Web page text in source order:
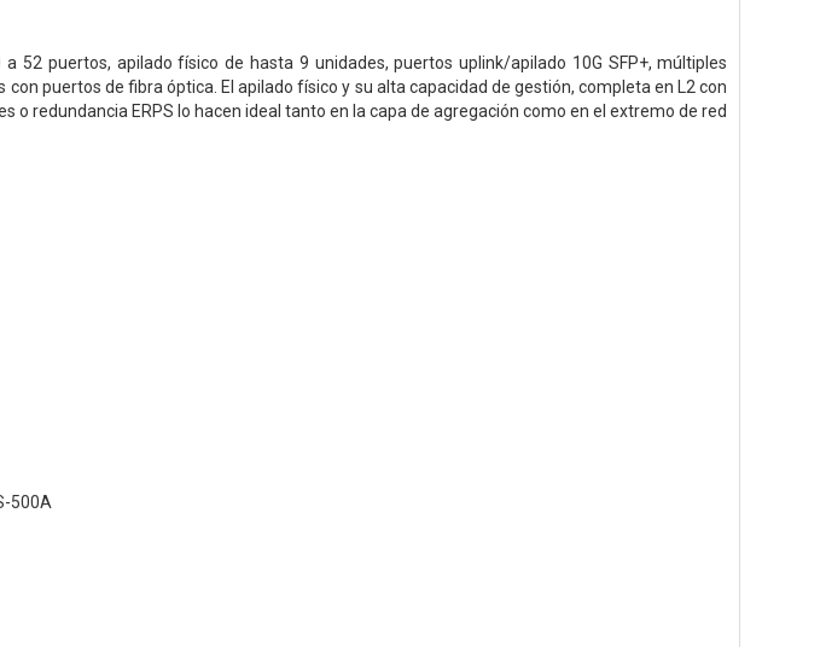
52 puertos, apilado físico de hasta 9 unidades, puertos uplink/apilado 10G SFP+, múltiples
puertos de fibra óptica. El apilado físico y su alta capacidad de gestión, completa en L2 con
o redundancia ERPS lo hacen ideal tanto en la capa de agregación como en el extremo de red
500A